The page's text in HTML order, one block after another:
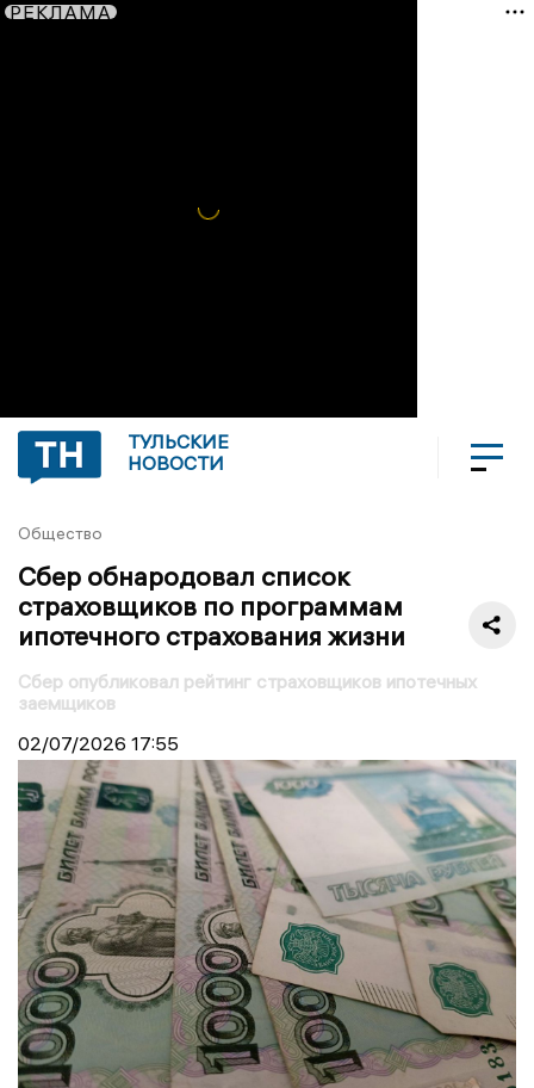
РЕКЛАМА
ТУЛЬСКИЕ
НОВОСТИ
Общество
Сбер обнародовал список
страховщиков по программам
ипотечного страхования жизни
Сбер опубликовал рейтинг страховщиков ипотечных
заемщиков
02/07/2026 17:55